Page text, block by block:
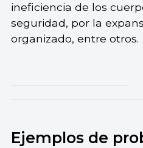
ineficiencia de los
seguridad, por la
organizado, entre otros.
Ejemplos de